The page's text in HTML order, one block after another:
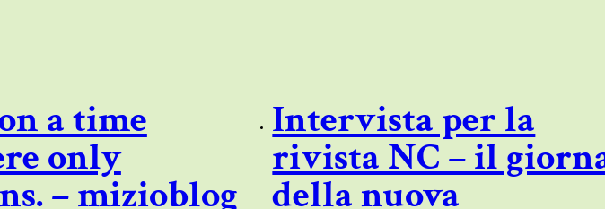
a time
only
– mizioblog
Intervista per la
rivista NC – il
della nuova